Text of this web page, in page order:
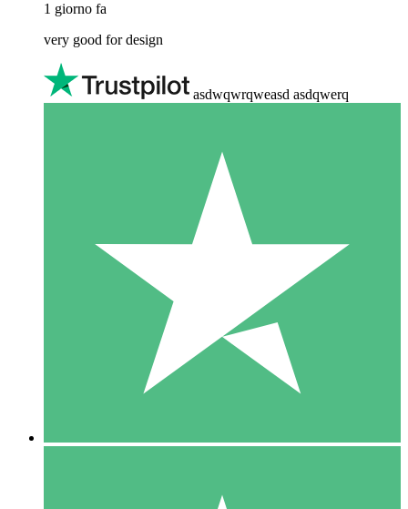
1 giorno fa
very good for design
asdwqwrqweasd asdqwerq